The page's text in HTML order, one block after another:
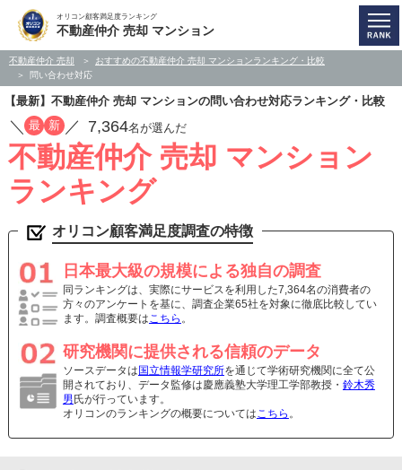
オリコン顧客満足度ランキング
不動産仲介 売却 マンション
不動産仲介 売却
おすすめの不動産仲介 売却 マンションランキング・比較
問い合わせ対応
【最新】不動産仲介 売却 マンションの問い合わせ対応ランキング・比較
／ 最 新 ／ 7,364名が選んだ
不動産仲介 売却 マンション
ランキング
オリコン顧客満足度調査の特徴
日本最大級の規模による独自の調査
同ランキングは、実際にサービスを利用した7,364名の消費者の
方々のアンケートを基に、調査企業65社を対象に徹底比較してい
ます。調査概要はこちら 。
研究機関に提供される信頼のデータ
ソースデータは 国立情報学研究所を通じて学術研究機関に全て公
開されており、データ監修は慶應義塾大学理工学部教授・ 鈴木秀
男 氏が行っています。
オリコンのランキングの概要についてはこちら 。